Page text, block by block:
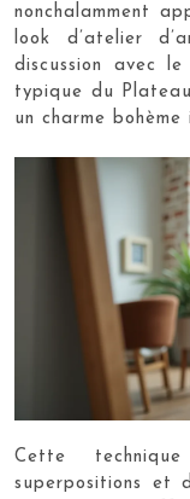
nonchalamment
look d’atelier
discussion avec
typique du
un charme bohème
Cette
superpositions et